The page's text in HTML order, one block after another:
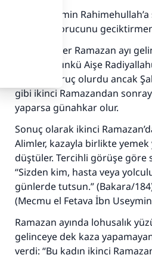
Şeyh Useymin
Ramazan orucunu
Cevap: Diğer Ramazan ayı
değildir. Çünkü Aişe
gereken oruç olurdu ancak
gibi ikinci Ramazandan
yaparsa günahkar olur.
Sonuç olarak ikinci
Alimler, kazayla birlikte
düştüler. Tercihli görüşe göre
“Sizden kim, hasta veya
günlerde tutsun.” (Bakara/
(Mecmu el Fetava İbn
Ramazan ayında lohusalık
gelinceye dek kaza
verdi: “Bu kadın ikinci
110845
Ümmete
Her kim bir hayra